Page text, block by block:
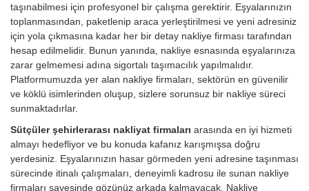
taşınabilmesi için profesyonel bir çalışma gerektirir. Eşyalarınızın
toplanmasından, paketlenip araca yerleştirilmesi ve yeni adresiniz
için yola çıkmasına kadar her bir detay nakliye firması tarafından
hesap edilmelidir. Bunun yanında, nakliye esnasında eşyalarınıza
zarar gelmemesi adına sigortalı taşımacılık yapılmalıdır.
Platformumuzda yer alan nakliye firmaları, sektörün en güvenilir
ve köklü isimlerinden oluşup, sizlere sorunsuz bir nakliye süreci
sunmaktadırlar.
Sütçüler şehirlerarası nakliyat firmaları arasında en iyi hizmeti
almayı hedefliyor ve bu konuda kafanız karışmışsa doğru
yerdesiniz. Eşyalarınızın hasar görmeden yeni adresine taşınması
sürecinde itinalı çalışmaları, deneyimli kadrosu ile sunan nakliye
firmaları sayesinde gözünüz arkada kalmayacak. Nakliye